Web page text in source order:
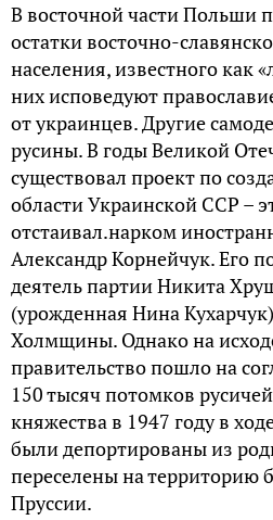
В восточной части Польши
остатки восточно-
населения, известного как
них исповедуют
от украинцев. Другие
русины. В годы Великой
существовал проект по
области Украинской ССР –
отстаивал.нарком
Александр Корнейчук. Его
деятель партии Никита
(урожденная Нина
Холмщины. Однако на
правительство пошло на
150 тысяч потомков
княжества в 1947 году в
были депортированы из
переселены на территорию
Пруссии.